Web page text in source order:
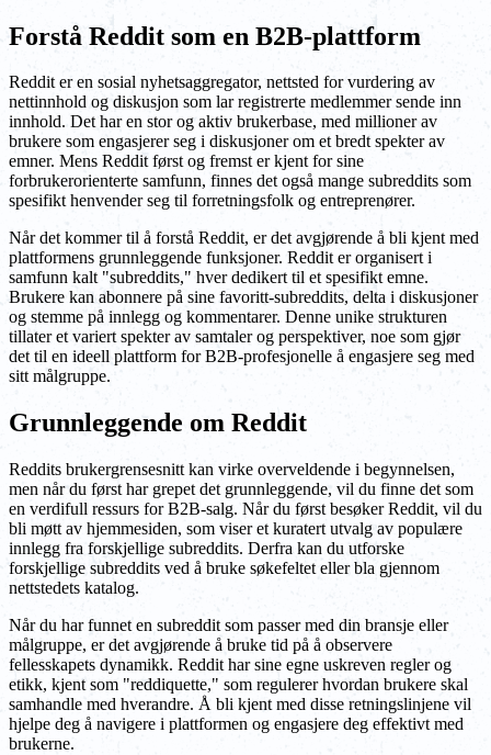
Forstå Reddit som en B2B-plattform
Reddit er en sosial nyhetsaggregator, nettsted for vurdering av
nettinnhold og diskusjon som lar registrerte medlemmer sende inn
innhold. Det har en stor og aktiv brukerbase, med millioner av
brukere som engasjerer seg i diskusjoner om et bredt spekter av
emner. Mens Reddit først og fremst er kjent for sine
forbrukerorienterte samfunn, finnes det også mange subreddits som
spesifikt henvender seg til forretningsfolk og entreprenører.
Når det kommer til å forstå Reddit, er det avgjørende å bli kjent med
plattformens grunnleggende funksjoner. Reddit er organisert i
samfunn kalt "subreddits," hver dedikert til et spesifikt emne.
Brukere kan abonnere på sine favoritt-subreddits, delta i diskusjoner
og stemme på innlegg og kommentarer. Denne unike strukturen
tillater et variert spekter av samtaler og perspektiver, noe som gjør
det til en ideell plattform for B2B-profesjonelle å engasjere seg med
sitt målgruppe.
Grunnleggende om Reddit
Reddits brukergrensesnitt kan virke overveldende i begynnelsen,
men når du først har grepet det grunnleggende, vil du finne det som
en verdifull ressurs for B2B-salg. Når du først besøker Reddit, vil du
bli møtt av hjemmesiden, som viser et kuratert utvalg av populære
innlegg fra forskjellige subreddits. Derfra kan du utforske
forskjellige subreddits ved å bruke søkefeltet eller bla gjennom
nettstedets katalog.
Når du har funnet en subreddit som passer med din bransje eller
målgruppe, er det avgjørende å bruke tid på å observere
fellesskapets dynamikk. Reddit har sine egne uskreven regler og
etikk, kjent som "reddiquette," som regulerer hvordan brukere skal
samhandle med hverandre. Å bli kjent med disse retningslinjene vil
hjelpe deg å navigere i plattformen og engasjere deg effektivt med
brukerne.